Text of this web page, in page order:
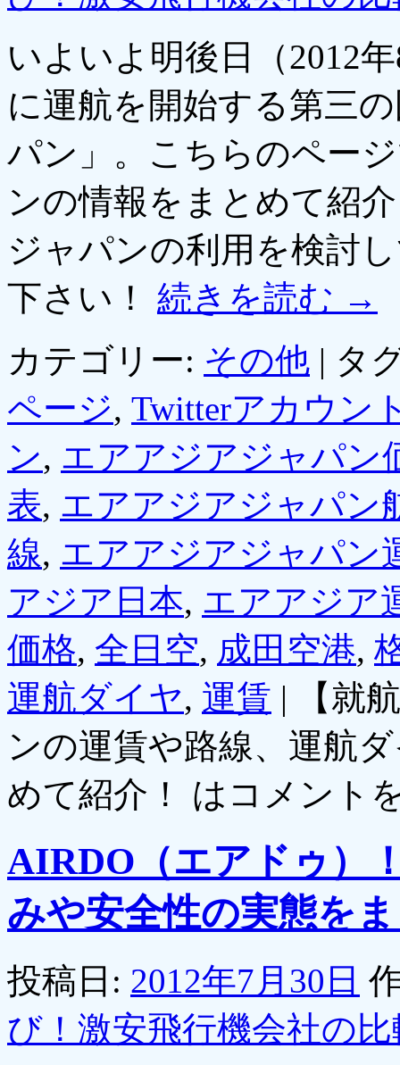
いよいよ明後日（2012
に運航を開始する第三
パン」。こちらのペー
ンの情報をまとめて紹
ジャパンの利用を検討
下さい！ 続きを読む →
カテゴリー: その他 | タ
ページ, Twitterアカウン
ン, エアアジアジャパン
表, エアアジアジャパン
線, エアアジアジャパン
アジア日本, エアアジア
価格, 全日空, 成田空港,
運航ダイヤ, 運賃 |
【就
ンの運賃や路線、運航
めて紹介！ は コメント
AIRDO（エアドゥ）
みや安全性の実態を
投稿日: 2012年7月30日
び！激安飛行機会社の